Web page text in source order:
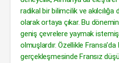
radikal bir bilimcilik ve
olarak ortaya çıkar. Bu
geniş çevrelere yaymak
olmuşlardır. Özellikle Fransa’da
gerçekleşmesinde Fransız